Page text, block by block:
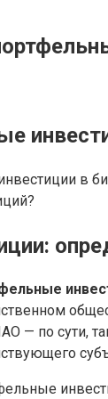
в
— по сути,